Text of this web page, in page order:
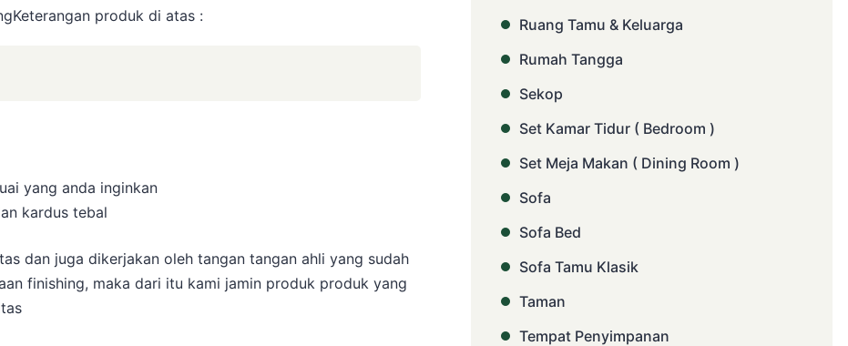
produk di atas :
yang anda inginkan
kardus tebal
dan juga dikerjakan oleh tangan tangan ahli yang sudah
finishing, maka dari itu kami jamin produk produk yang
Ruang Tamu & Keluarga
Rumah Tangga
Sekop
Set Kamar Tidur ( Bedroom )
Set Meja Makan ( Dining Room )
Sofa
Sofa Bed
Sofa Tamu Klasik
Taman
Tempat Penyimpanan